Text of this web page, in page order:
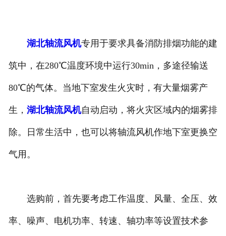
湖北轴流风机专用于要求具备消防排烟功能的建
筑中，在280℃温度环境中运行30min，多途径输送
80℃的气体。当地下室发生火灾时，有大量烟雾产
生， 湖北轴流风机自动启动，将火灾区域内的烟雾排
除。日常生活中，也可以将轴流风机作地下室更换空
气用。
选购前，首先要考虑工作温度、风量、全压、效
率、噪声、电机功率、转速、轴功率等设置技术参